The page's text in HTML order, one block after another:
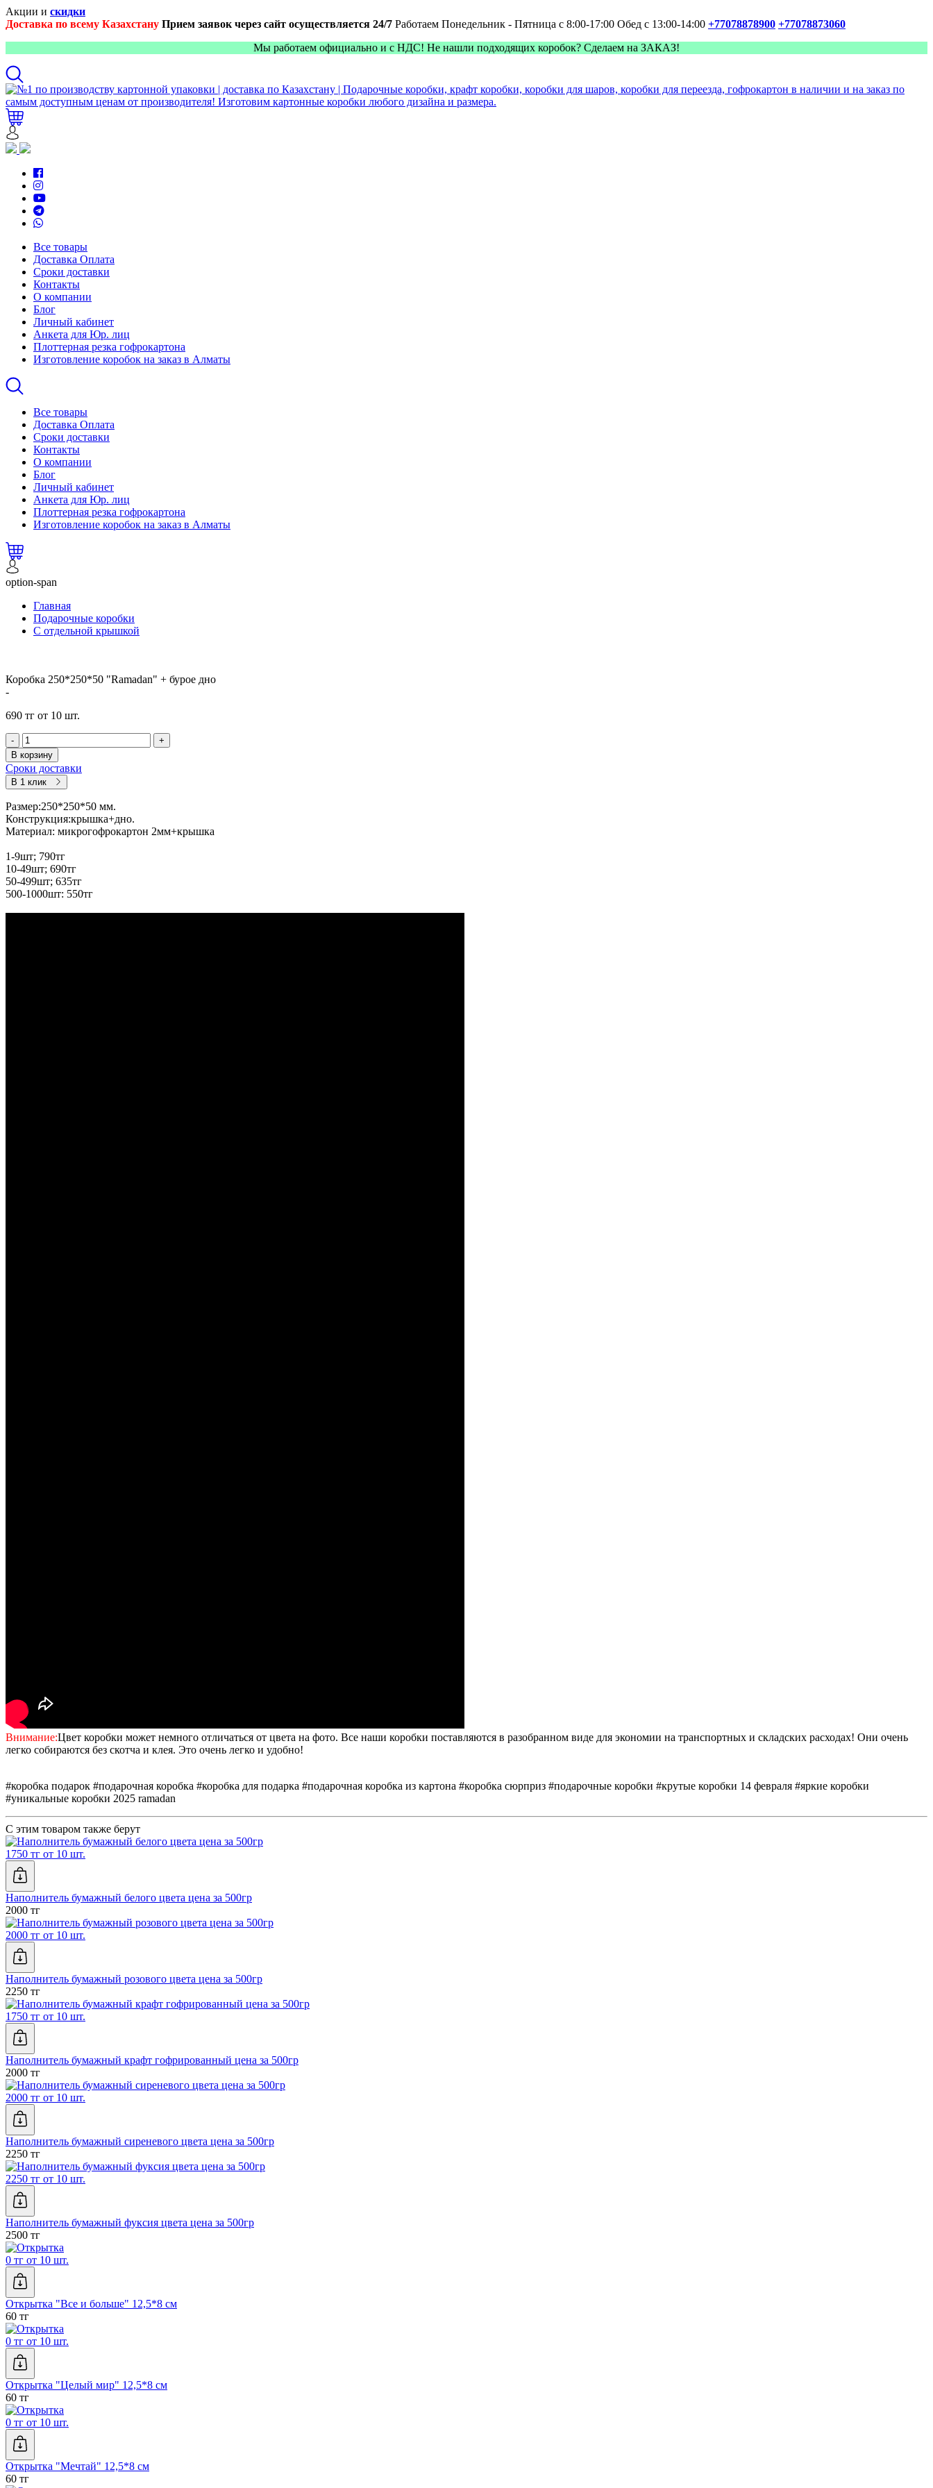
Акции и скидки
Доставка по всему Казахстану Прием заявок через сайт осуществляется 24/7 Работаем Понедельник - Пятница с 8:00-17:00 Обед с 13:00-14:00 +77078878900 +77078873060
Мы работаем официально и с НДС! Не нашли подходящих коробок? Сделаем на ЗАКАЗ!
Все товары
Доставка Оплата
Сроки доставки
Контакты
О компании
Блог
Личный кабинет
Анкета для Юр. лиц
Плоттерная резка гофрокартона
Изготовление коробок на заказ в Алматы
Все товары
Доставка Оплата
Сроки доставки
Контакты
О компании
Блог
Личный кабинет
Анкета для Юр. лиц
Плоттерная резка гофрокартона
Изготовление коробок на заказ в Алматы
option-span
Главная
Подарочные коробки
С отдельной крышкой
Коробка 250*250*50 "Ramadan" + бурое дно
-
690 тг от 10 шт.
-
+
В корзину
Сроки доставки
В 1 клик
Размер:250*250*50 мм.
Конструкция:крышка+дно.
Материал: микрогофрокартон 2мм+крышка
1-9шт; 790тг
10-49шт; 690тг
50-499шт; 635тг
500-1000шт: 550тг
Внимание:Цвет коробки может немного отличаться от цвета на фото. Все наши коробки поставляются в разобранном виде для экономии на транспортных и складских расходах! Они очень
легко собираются без скотча и клея. Это очень легко и удобно!
#коробка подарок #подарочная коробка #коробка для подарка #подарочная коробка из картона #коробка сюрприз #подарочные коробки #крутые коробки 14 февраля #яркие коробки
#уникальные коробки 2025 ramadan
С этим товаром также берут
1750 тг от 10 шт.
Наполнитель бумажный белого цвета цена за 500гр
2000 тг
2000 тг от 10 шт.
Наполнитель бумажный розового цвета цена за 500гр
2250 тг
1750 тг от 10 шт.
Наполнитель бумажный крафт гофрированный цена за 500гр
2000 тг
2000 тг от 10 шт.
Наполнитель бумажный сиреневого цвета цена за 500гр
2250 тг
2250 тг от 10 шт.
Наполнитель бумажный фуксия цвета цена за 500гр
2500 тг
0 тг от 10 шт.
Открытка "Все и больше" 12,5*8 см
60 тг
0 тг от 10 шт.
Открытка "Целый мир" 12,5*8 см
60 тг
0 тг от 10 шт.
Открытка "Мечтай" 12,5*8 см
60 тг